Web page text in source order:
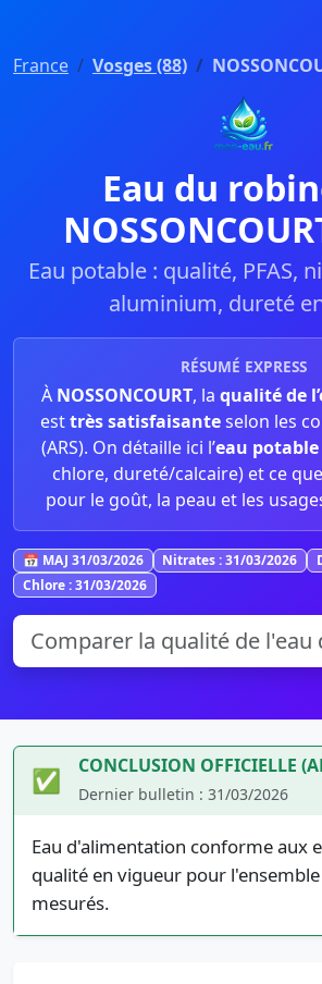
France Vosges (88)
Eau du
Eau potable : qualité, PFAS,
aluminium, dureté
RÉSUMÉ EXPRESS
À NOSSONCOURT, la qualité de
esttrès satisfaisanteselon les
(ARS). On détaille ici l’eau potable
chlore, dureté/calcaire) et ce
pour le goût, la peau et les
📅 MAJ 31/03/2026 Nitrates : 31/03/2026
Chlore : 31/03/2026
✅ CONCLUSION OFFICIELLE
Dernier bulletin : 31/03/2026
Eau d'alimentation conforme aux
qualité en vigueur pour
mesurés.